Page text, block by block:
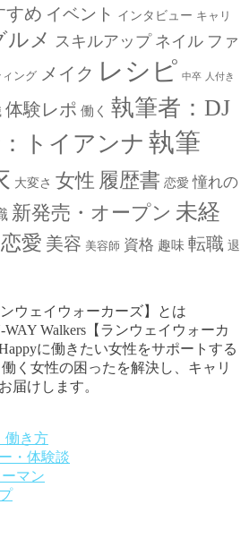
すめ イベント インタビュー キャリ
ルメ スキルアップ ネイル ファ
ング メイク レシピ 中卒 人付き
体験レポ 働く 執筆者：DJ
トイアンナ 執筆
大変さ 女性 履歴書 恋愛 憧れの
新発売・オープン 未経
愛 美容 美容師 資格 趣味 転職 退
ウェイウォーカーズ】とは
Walkers【ランウェイウォーカ
に働きたい女性をサポートする
働く女性の困ったを解決し、キャリ
届けします。
働き方
・体験談
マン